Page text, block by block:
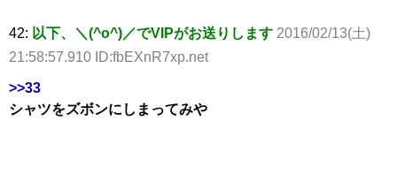
42: 以下、＼(^o^)／でVIPがお送りします 2016/02/13(土)
21:58:57.910 ID:fbEXnR7xp.net
>>33
シャツをズボンにしまってみや